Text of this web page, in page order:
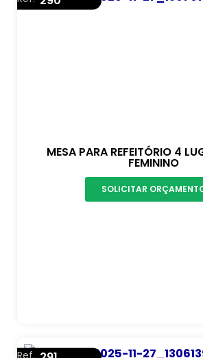
MESA PARA REFEITÓRIO 4
FEMININO
SOLICITAR
Ref.